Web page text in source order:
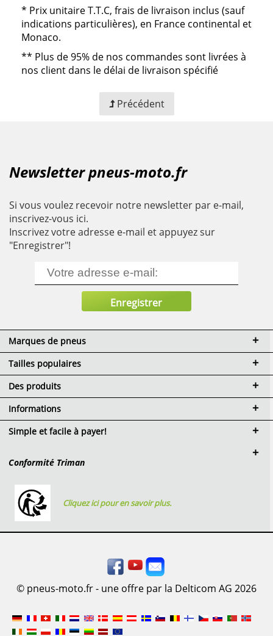
* Prix unitaire T.T.C, frais de livraison inclus (sauf
indications particulières), en France continental et
Monaco.
** Plus de 95% de nos commandes sont livrées à
nos client dans le délai de livraison spécifié
Précédent
Newsletter pneus-moto.fr
Si vous voulez recevoir notre newsletter par e-mail,
inscrivez-vous ici.
Inscrivez votre adresse e-mail et appuyez sur
"Enregistrer"!
Marques de pneus
Tailles populaires
Des produits
Informations
Inscription partenaire de
Simple et facile à payer!
Conformité Triman
Cliquez ici pour en savoir plus.
© pneus-moto.fr - une offre par la Delticom AG 2026